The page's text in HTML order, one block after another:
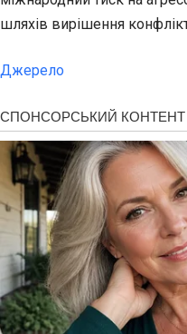
шляхів вирішення
Джерело